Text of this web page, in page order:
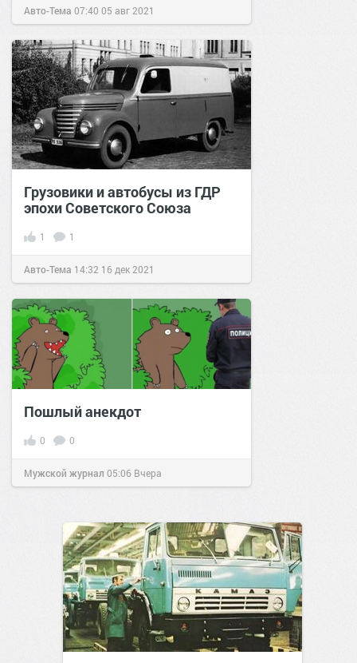
Авто-Тема 07:40 05 авг 2021
Грузовики и автобусы из ГДР
эпохи Советского Союза
1 1
Авто-Тема 14:32 16 дек 2021
Пошлый анекдот
0 0
Мужской журнал 05:06 Вчера